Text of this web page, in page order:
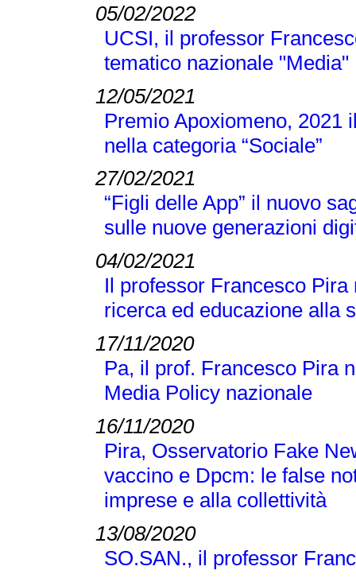
05/02/2022
UCSI, il professor
tematico nazionale "Media"
12/05/2021
Premio Apoxiomeno, 2021
nella categoria “Sociale”
27/02/2021
“Figli delle App” il nuovo
sulle nuove generazioni
04/02/2021
Il professor Francesco
ricerca ed educazione alla
17/11/2020
Pa, il prof. Francesco Pira
Media Policy nazionale
16/11/2020
Pira, Osservatorio Fake
vaccino e Dpcm: le false
imprese e alla collettività
13/08/2020
SO.SAN., il professor